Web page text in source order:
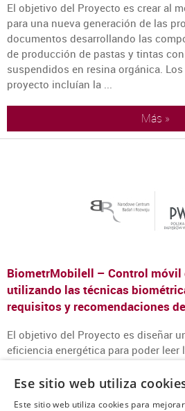
El objetivo del Proyecto es crear al
para una nueva generación de las
documentos desarrollando las
de producción de pastas y tintas
suspendidos en resina orgánica.
proyecto incluían la ...
Más »
BiometrMobilell – Control móvil
utilizando las técnicas
requisitos y recomendaciones
El objetivo del Proyecto es diseñar
eficiencia energética para poder leer
la cara y la verificación sistemática
Ese sitio web utiliza
Este sitio web utiliza cookies para